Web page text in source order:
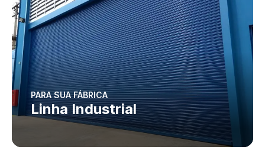
PARA SUA FÁBRICA
Linha Industrial